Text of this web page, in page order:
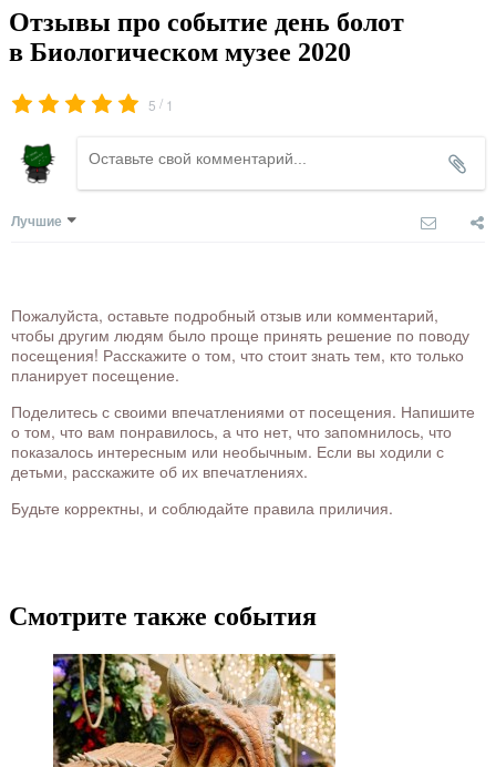
Отзывы про событие день болот
в Биологическом музее 2020
5 / 1
Лучшие
Пожалуйста, оставьте подробный отзыв или комментарий,
чтобы другим людям было проще принять решение по поводу
посещения! Расскажите о том, что стоит знать тем, кто только
планирует посещение.
Поделитесь с своими впечатлениями от посещения. Напишите
о том, что вам понравилось, а что нет, что запомнилось, что
показалось интересным или необычным. Если вы ходили с
детьми, расскажите об их впечатлениях.
Будьте корректны, и соблюдайте правила приличия.
Смотрите также события